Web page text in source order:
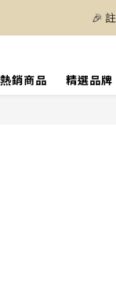
🎉
熱銷商品 精選品牌